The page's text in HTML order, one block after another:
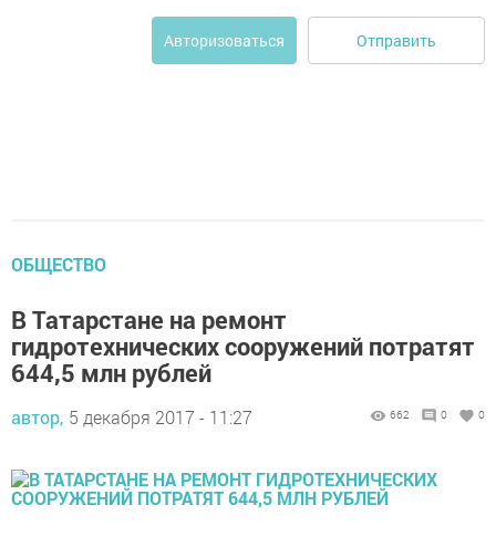
Авторизоваться Отправить
ОБЩЕСТВО
В Татарстане на ремонт
гидротехнических сооружений потратят
644,5 млн рублей
автор, 5 декабря 2017 - 11:27 662 0 0